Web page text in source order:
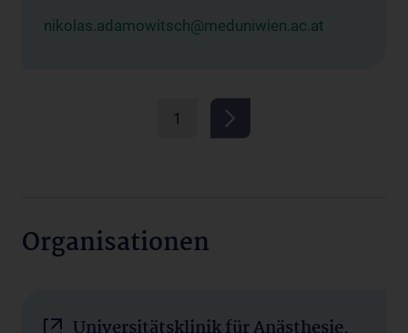
nikolas.adamowitsch@meduniwien.ac.at
1
Organisationen